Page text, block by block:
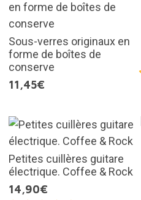
Sous-verres originaux en
forme de boîtes de
conserve
11,45€
Petites cuillères guitare
électrique. Coffee & Rock
14,90€